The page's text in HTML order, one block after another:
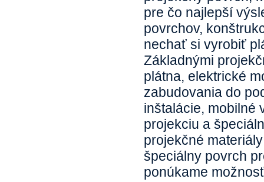
pre čo najlepší
povrchov,
nechať si vyrobiť
Základnými
plátna, elektrické
zabudovania do
inštalácie, mobilné
projekciu a
projekčné
špeciálny povrch
ponúkame